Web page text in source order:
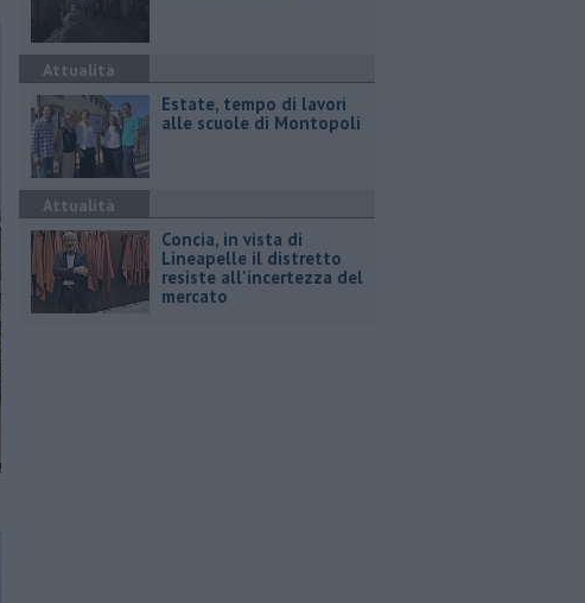
Attualità
Estate, tempo di lavori
alle scuole di Montopoli
Attualità
Concia, in vista di
Lineapelle il distretto
resiste all'incertezza del
mercato